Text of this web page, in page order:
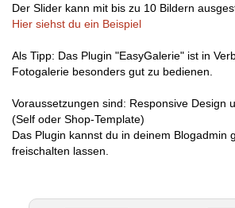
Der Slider kann mit bis zu 10 Bildern
Hier siehst du ein Beispiel
Als Tipp: Das Plugin "EasyGalerie" ist in
Fotogalerie besonders gut zu bedienen.
Voraussetzungen sind: Responsive Design
(Self oder Shop-Template)
Das Plugin kannst du in deinem Blogadmin
freischalten lassen.